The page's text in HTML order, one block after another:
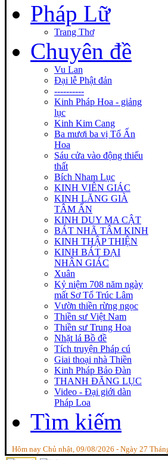
Pháp Lữ
Trang Thơ
Chuyên đề
Vu Lan
Đại lễ Phật đản
----------
Kinh Pháp Hoa - giảng
lục
Kinh Kim Cang
Ba mươi ba vị Tổ Ấn
Hoa
Sáu cửa vào động thiếu
thất
Bích Nham Lục
KINH VIÊN GIÁC
KINH LĂNG GIÀ
TÂM ẤN
KINH DUY MA CẬT
BÁT NHÃ TÂM KINH
KINH THẬP THIỆN
KINH BÁT ĐẠI
NHÂN GIÁC
Xuân
Kỷ niệm 708 năm ngày
mất Sơ Tổ Trúc Lâm
Vườn thiền rừng ngọc
Thiền sư Việt Nam
Thiền sư Trung Hoa
Nhặt lá Bồ đề
Tích truyện Pháp cú
Giai thoại nhà Thiền
Kinh Pháp Bảo Đàn
THANH ĐĂNG LỤC
Video - Đại giới dàn
Pháp Loa
Tìm kiếm
Hôm nay Chủ nhật, 09/08/2026 - Ngày 27